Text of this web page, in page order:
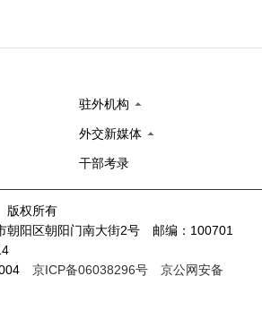
驻外机构
外交新媒体
干部考录
版权所有
朝阳区朝阳门南大街2号 邮编：100701
京ICP备06038296号
京公网安备